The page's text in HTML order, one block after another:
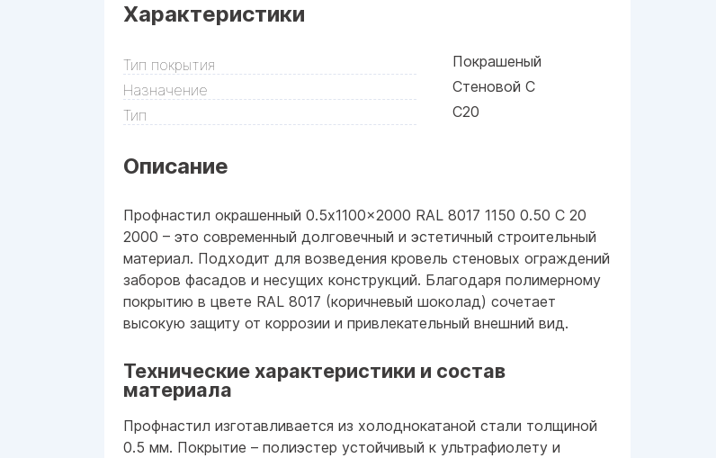
Характеристики
Тип покрытия
Покрашеный
Назначение
Стеновой С
Тип
C20
Описание
Профнастил окрашенный 0.5x1100x2000 RAL 8017 1150 0.50 С 20
2000 – это современный долговечный и эстетичный строительный
материал. Подходит для возведения кровель стеновых ограждений
заборов фасадов и несущих конструкций. Благодаря полимерному
покрытию в цвете RAL 8017 (коричневый шоколад) сочетает
высокую защиту от коррозии и привлекательный внешний вид.
Технические характеристики и состав
материала
Профнастил изготавливается из холоднокатаной стали толщиной
0.5 мм. Покрытие – полиэстер устойчивый к ультрафиолету и